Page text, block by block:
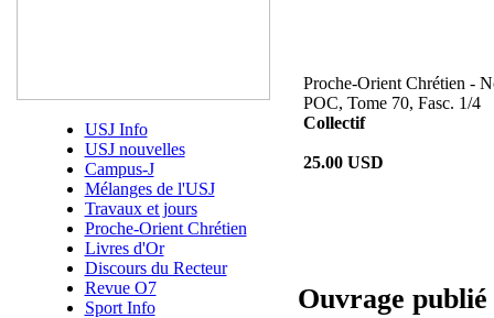
USJ Info
USJ nouvelles
Campus-J
Mélanges de l'USJ
Travaux et jours
Proche-Orient Chrétien
Livres d'Or
Discours du Recteur
Revue O7
Sport Info
Proche-Orient Chrétien -
POC, Tome 70, Fasc. 1/4
Collectif
25.00 USD
Ouvrage publié